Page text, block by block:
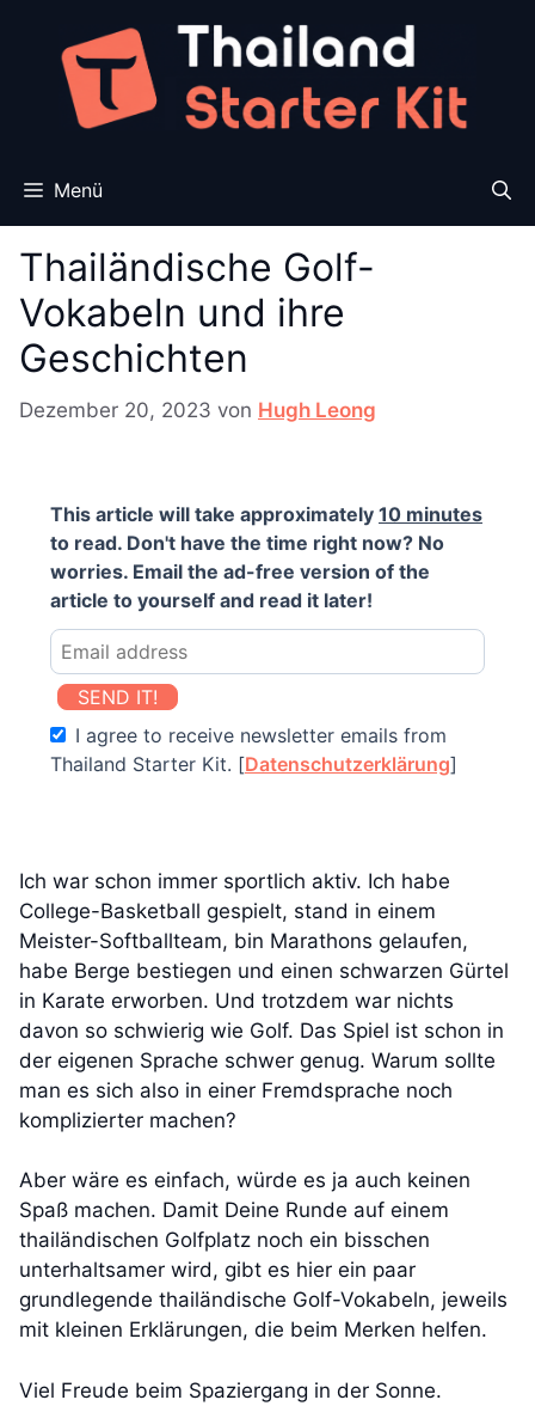
springen
Menü
Thailändische Golf-
Vokabeln und ihre
Geschichten
Dezember 20, 2023 von Hugh Leong
This article will take approximately 10 minutes
to read. Don't have the time right now? No
worries. Email the ad-free version of the
article to yourself and read it later!
SEND IT!
I agree to receive newsletter emails from
Thailand Starter Kit. [Datenschutzerklärung]
Ich war schon immer sportlich aktiv. Ich habe
College-Basketball gespielt, stand in einem
Meister-Softballteam, bin Marathons gelaufen,
habe Berge bestiegen und einen schwarzen Gürtel
in Karate erworben. Und trotzdem war nichts
davon so schwierig wie Golf. Das Spiel ist schon in
der eigenen Sprache schwer genug. Warum sollte
man es sich also in einer Fremdsprache noch
komplizierter machen?
Aber wäre es einfach, würde es ja auch keinen
Spaß machen. Damit Deine Runde auf einem
thailändischen Golfplatz noch ein bisschen
unterhaltsamer wird, gibt es hier ein paar
grundlegende thailändische Golf-Vokabeln, jeweils
mit kleinen Erklärungen, die beim Merken helfen.
Viel Freude beim Spaziergang in der Sonne.